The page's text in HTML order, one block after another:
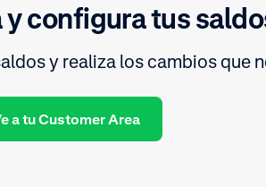
configura tus
y realiza los cambios que
a tu Customer Area